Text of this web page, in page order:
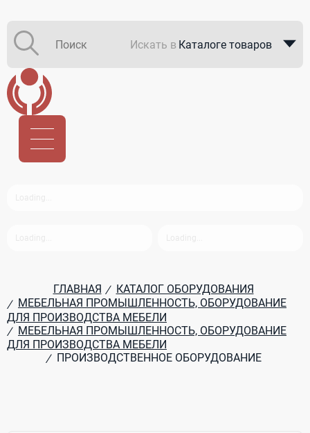
Искать в Каталоге товаров
ГЛАВНАЯ / КАТАЛОГ ОБОРУДОВАНИЯ
/ МЕБЕЛЬНАЯ ПРОМЫШЛЕННОСТЬ, ОБОРУДОВАНИЕ
ДЛЯ ПРОИЗВОДСТВА МЕБЕЛИ
/ МЕБЕЛЬНАЯ ПРОМЫШЛЕННОСТЬ, ОБОРУДОВАНИЕ
ДЛЯ ПРОИЗВОДСТВА МЕБЕЛИ
/ ПРОИЗВОДСТВЕННОЕ ОБОРУДОВАНИЕ